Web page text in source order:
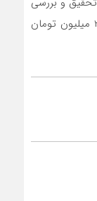
متناسب با نیاز خانواده ها به ارزش ۵ الی ۲۰ میلیون تومان